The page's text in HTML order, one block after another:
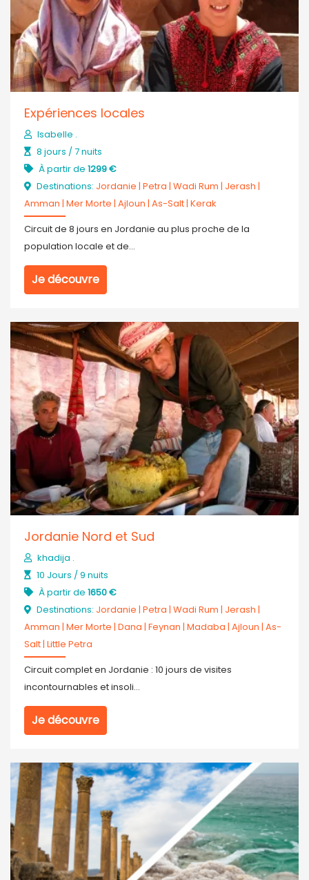
Expériences locales
Isabelle .
8 jours / 7 nuits
À partir de 1299 €
Destinations: Jordanie | Petra | Wadi Rum | Jerash |
Amman | Mer Morte | Ajloun | As-Salt| Kerak
Circuit de 8 jours en Jordanie au plus proche de la
population locale et de...
Je découvre
Jordanie Nord et Sud
khadija .
10 Jours / 9 nuits
À partir de 1650 €
Destinations: Jordanie | Petra | Wadi Rum | Jerash |
Amman | Mer Morte | Dana | Feynan | Madaba | Ajloun | As-
Salt| Little Petra
Circuit complet en Jordanie : 10 jours de visites
incontournables et insoli...
Je découvre